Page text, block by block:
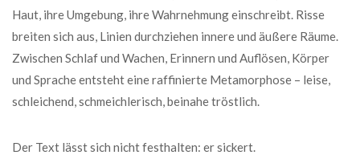
Haut, ihre Umgebung, ihre Wahrnehmung einschreibt. Risse
breiten sich aus, Linien durchziehen innere und äußere Räume.
Zwischen Schlaf und Wachen, Erinnern und Auflösen, Körper
und Sprache entsteht eine raffinierte Metamorphose – leise,
schleichend, schmeichlerisch, beinahe tröstlich.
Der Text lässt sich nicht festhalten: er sickert.